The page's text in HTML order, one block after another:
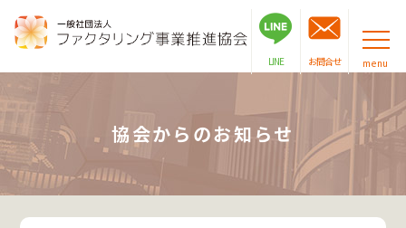
LINE お問合せ menu
協会からのお知らせ